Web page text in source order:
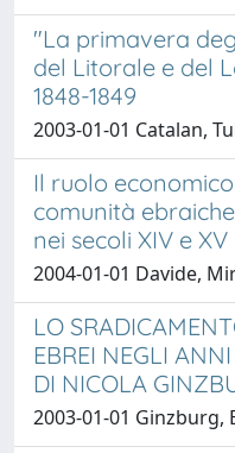
"La primavera
del Litorale e del
1848-1849
2003-01-01 Catalan,
Il ruolo
comunità
nei secoli XIV e XV
2004-01-01 Davide,
LO
EBREI NEGLI
DI NICOLA
2003-01-01 Ginzburg,